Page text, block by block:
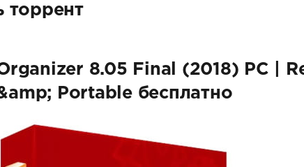
торрент
8.05 Final (2018) PC |
Portable бесплатно